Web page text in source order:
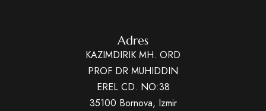
Adres
KAZIMDIRIK MH. ORD
PROF DR MUHIDDIN
EREL CD. NO:38
35100 Bornova, Izmir